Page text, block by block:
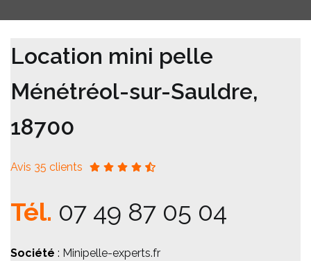
Location mini pelle
Ménétréol-sur-Sauldre,
18700
Avis 35 clients
Tél. 07 49 87 05 04
Société : Minipelle-experts.fr